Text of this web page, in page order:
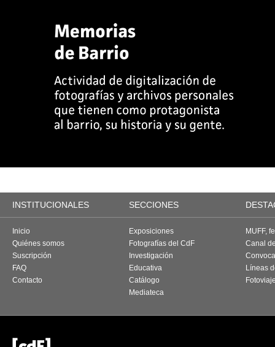
INSTITUCIONALES SECCIONES
Inicio
Quiénes somos
Suscripción
FAQ
Contacto
Exposiciones
Fotografías del CdF
Investigación
Educativa
Catálogo
Mediateca
MUFF,
Canal
Líneas